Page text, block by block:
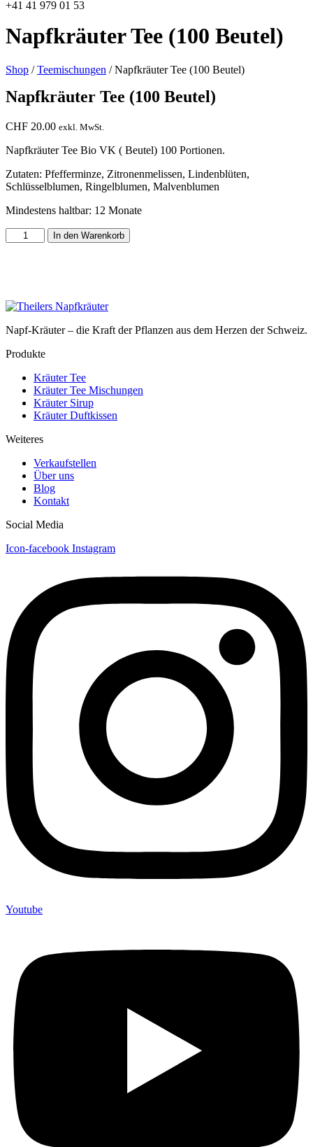
+41 41 979 01 53
Napfkräuter Tee (100 Beutel)
Shop /Teemischungen / Napfkräuter Tee (100 Beutel)
Napfkräuter Tee (100 Beutel)
CHF 20.00 exkl. MwSt.
Napfkräuter Tee Bio VK ( Beutel) 100 Portionen.
Zutaten: Pfefferminze, Zitronenmelissen, Lindenblüten,
Schlüsselblumen, Ringelblumen, Malvenblumen
Mindestens haltbar: 12 Monate
Napfkräuter
Tee
In den Warenkorb
Napf-Kräuter – die Kraft der Pflanzen aus dem Herzen der Schweiz.
Produkte
Kräuter Tee
Kräuter Tee Mischungen
Kräuter Sirup
Kräuter Duftkissen
Weiteres
Verkaufstellen
Über uns
Blog
Kontakt
Social Media
Icon-facebook Instagram
Youtube